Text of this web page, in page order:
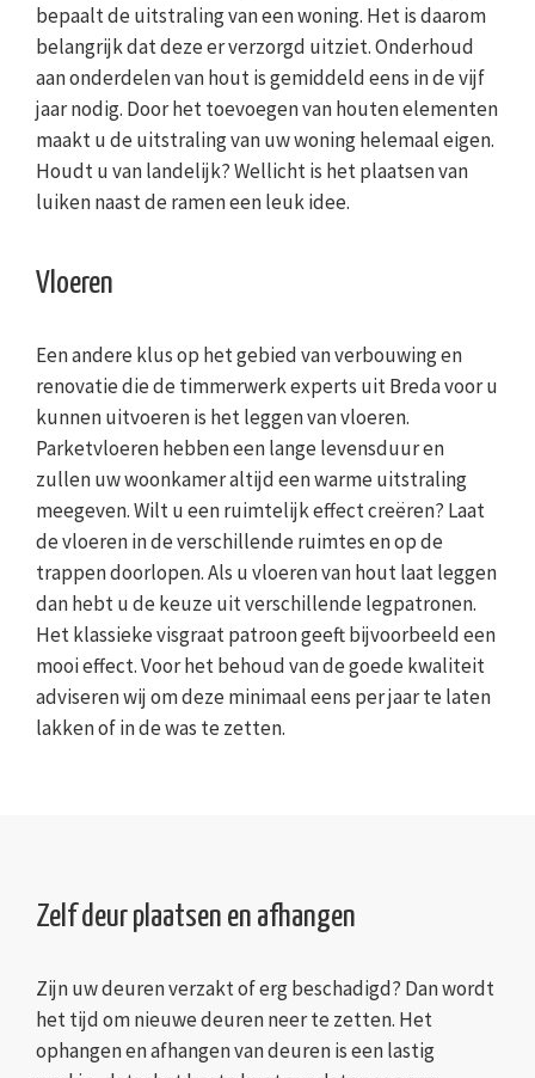
bepaalt de uitstraling van een woning. Het is daarom
belangrijk dat deze er verzorgd uitziet. Onderhoud
aan onderdelen van hout is gemiddeld eens in de vijf
jaar nodig. Door het toevoegen van houten elementen
maakt u de uitstraling van uw woning helemaal eigen.
Houdt u van landelijk? Wellicht is het plaatsen van
luiken naast de ramen een leuk idee.
Vloeren
Een andere klus op het gebied van verbouwing en
renovatie die de timmerwerk experts uit Breda voor u
kunnen uitvoeren is het leggen van vloeren.
Parketvloeren hebben een lange levensduur en
zullen uw woonkamer altijd een warme uitstraling
meegeven. Wilt u een ruimtelijk effect creëren? Laat
de vloeren in de verschillende ruimtes en op de
trappen doorlopen. Als u vloeren van hout laat leggen
dan hebt u de keuze uit verschillende legpatronen.
Het klassieke visgraat patroon geeft bijvoorbeeld een
mooi effect. Voor het behoud van de goede kwaliteit
adviseren wij om deze minimaal eens per jaar te laten
lakken of in de was te zetten.
Zelf deur plaatsen en afhangen
Zijn uw deuren verzakt of erg beschadigd? Dan wordt
het tijd om nieuwe deuren neer te zetten. Het
ophangen en afhangen van deuren is een lastig